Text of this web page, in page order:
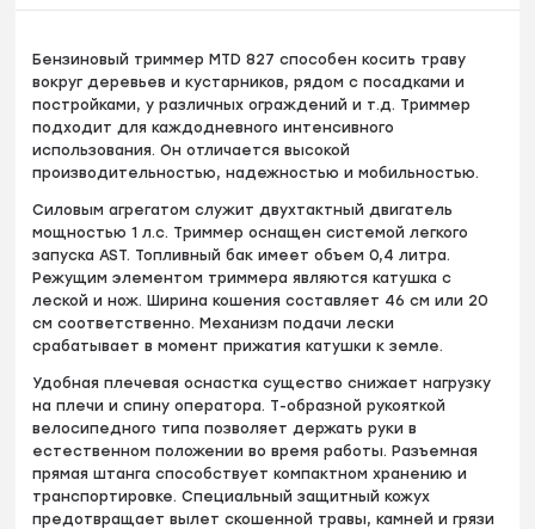
Бензиновый триммер MTD 827 способен косить траву
вокруг деревьев и кустарников, рядом с посадками и
постройками, у различных ограждений и т.д. Триммер
подходит для каждодневного интенсивного
использования. Он отличается высокой
производительностью, надежностью и мобильностью.
Силовым агрегатом служит двухтактный двигатель
мощностью 1 л.с. Триммер оснащен системой легкого
запуска AST. Топливный бак имеет объем 0,4 литра.
Режущим элементом триммера являются катушка с
леской и нож. Ширина кошения составляет 46 см или 20
см соответственно. Механизм подачи лески
срабатывает в момент прижатия катушки к земле.
Удобная плечевая оснастка существо снижает нагрузку
на плечи и спину оператора. Т-образной рукояткой
велосипедного типа позволяет держать руки в
естественном положении во время работы. Разъемная
прямая штанга способствует компактном хранению и
транспортировке. Специальный защитный кожух
предотвращает вылет скошенной травы, камней и грязи